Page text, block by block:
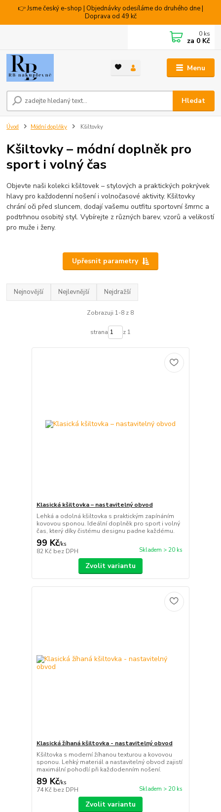
👉 Jsme český e-shop | Objednávky odesíláme do druhého dne |
Doprava od 49 kč
Menu
Hledat
0 ks
za 0 Kč
Úvod Módní doplňky Kšiltovky
Kšiltovky – módní doplněk pro
sport i volný čas
Objevte naši kolekci kšiltovek – stylových a praktických pokrývek
hlavy pro každodenní nošení i volnočasové aktivity. Kšiltovky
chrání oči před sluncem, dodají vašemu outfitu sportovní šmrnc a
podtrhnou osobitý styl. Vybírejte z různých barev, vzorů a velikostí
pro muže i ženy.
Upřesnit parametry
Nejnovější Nejlevnější Nejdražší
Zobrazuji 1-8 z 8
strana z 1
Klasická kšiltovka – nastavitelný obvod
Lehká a odolná kšiltovka s praktickým zapínáním
kovovou sponou. Ideální doplněk pro sport i volný
čas, který díky čistému designu padne každému.
99 Kč/ks
82 Kč bez DPH Skladem > 20 ks
Zvolit variantu
Klasická žíhaná kšiltovka - nastavitelný obvod
Kšiltovka s moderní žíhanou texturou a kovovou
sponou. Lehký materiál a nastavitelný obvod zajistí
maximální pohodlí při každodenním nošení.
89 Kč/ks
74 Kč bez DPH Skladem > 20 ks
Zvolit variantu